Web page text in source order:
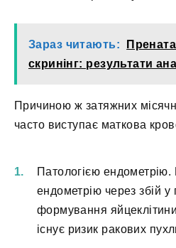
Зараз читають:
скринінг: результати
Причиною ж затяжних
часто виступає маткова
Патологією ендометрію.
ендометрію через збій
формування
існує ризик ракових